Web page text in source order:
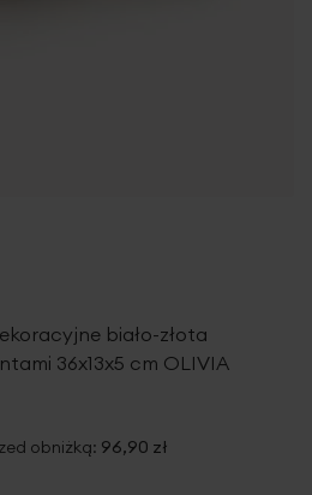
biało-złota
36x13x5 cm OLIVIA
obniżką: 96,90 zł